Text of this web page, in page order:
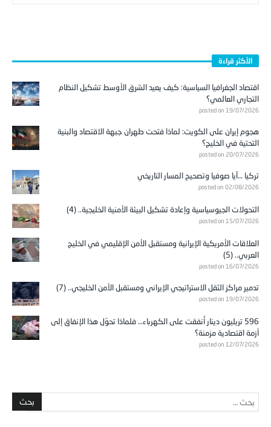
الأكثر قراءة
اقتصاد الجغرافيا السياسية: كيف يعيد الشرق الأوسط تشكيل النظام
التجاري العالمي؟
posted on 19/07/2026
هجوم إيران على الكويت: لماذا فتحت طهران جبهة الاقتصاد والبنية
التحتية في الخليج؟
posted on 20/07/2026
تركيا …آيا صوفيا وتصحيح المسار التاريخي
posted on 02/08/2026
التحولات الجيوسياسية وإعادة تشكيل البيئة الأمنية الخليجية.. (4)
posted on 15/07/2026
العلاقات الأمريكية الإيرانية ومستقبل الأمن الإقليمي في الخليج
العربي.. (5)
posted on 16/07/2026
تدمير مراكز الثقل الاستراتيجي الإيراني ومستقبل الأمن الخليجي.. (7)
posted on 19/07/2026
596 تريليون دينار أُنفقت على الكهرباء… فلماذا تحوّل هذا الإنفاق إلى
أزمة اقتصادية مزمنة؟
posted on 12/07/2026